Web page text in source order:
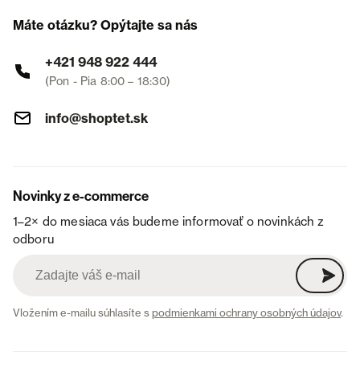
Máte otázku? Opýtajte sa nás
+421 948 922 444
(Pon - Pia 8:00 – 18:30)
info@shoptet.sk
Novinky z e-commerce
1–2× do mesiaca vás budeme informovať o novinkách z
odboru
Vložením e-mailu súhlasíte spodmienkami ochrany osobných údajov.